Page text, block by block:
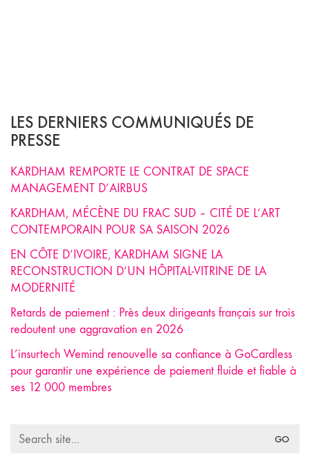
LES DERNIERS COMMUNIQUÉS DE
PRESSE
KARDHAM REMPORTE LE CONTRAT DE SPACE
MANAGEMENT D’AIRBUS
KARDHAM, MÉCÈNE DU FRAC SUD – CITÉ DE L’ART
CONTEMPORAIN POUR SA SAISON 2026
EN CÔTE D’IVOIRE, KARDHAM SIGNE LA
RECONSTRUCTION D’UN HÔPITAL-VITRINE DE LA
MODERNITÉ
Retards de paiement : Près deux dirigeants français sur trois
redoutent une aggravation en 2026
L’insurtech Wemind renouvelle sa confiance à GoCardless
pour garantir une expérience de paiement fluide et fiable à
ses 12 000 membres
Search